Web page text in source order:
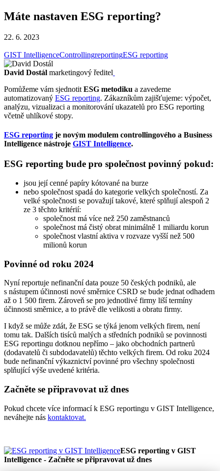
Máte nastaven ESG reporting?
22. 6. 2023
GIST IntelligenceControllingreportingESG reporting
David Dostál marketingový ředitel
Pomůžeme vám sjednotit ESG metodiku a zavedeme
automatizovaný ESG reporting. Zákazníkům zajišťujeme: výpočet,
analýzu, vizualizaci a monitorování ukazatelů pro ESG reporting
včetně uhlíkové stopy.
ESG reporting je novým modulem controllingového a Business
Intelligence nástroje GIST Intelligence.
ESG reporting bude pro společnost povinný pokud:
jsou její cenné papíry kótované na burze
nebo společnost spadá do kategorie velkých společností. Za
velké společnosti se považují takové, které splňují alespoň 2
ze 3 těchto kritérií:
společnost má více než 250 zaměstnanců
společnost má čistý obrat minimálně 1 miliardu korun
společnost vlastní aktiva v rozvaze vyšší než 500
milionů korun
Povinné od roku 2024
Nyní reportuje nefinanční data pouze 50 českých podniků, ale
s nástupem účinnosti nové směrnice CSRD se bude jednat odhadem
až o 1 500 firem. Zároveň se pro jednotlivé firmy liší termíny
účinnosti směrnice, a to právě dle velikosti a obratu firmy.
I když se může zdát, že ESG se týká jenom velkých firem, není
tomu tak. Dalších tisíců malých a středních podniků se povinnosti
ESG reportingu dotknou nepřímo – jako obchodních partnerů
(dodavatelů či subdodavatelů) těchto velkých firem. Od roku 2024
bude nefinanční výkaznictví povinné pro všechny společnosti
splňující výše uvedené kritéria.
Začněte se připravovat už dnes
Pokud chcete více informací k ESG reportingu v GIST Intelligence,
neváhejte nás kontaktovat.
ESG reporting v GIST
Intelligence - Začněte se připravovat už dnes